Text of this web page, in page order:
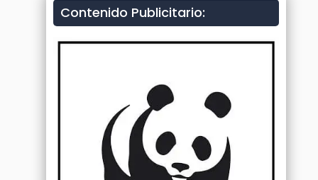
Contenido Publicitario: